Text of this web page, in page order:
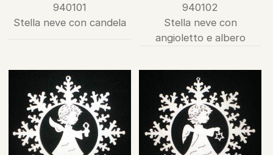
940101
Stella neve con candela
940102
Stella neve con
angioletto e albero